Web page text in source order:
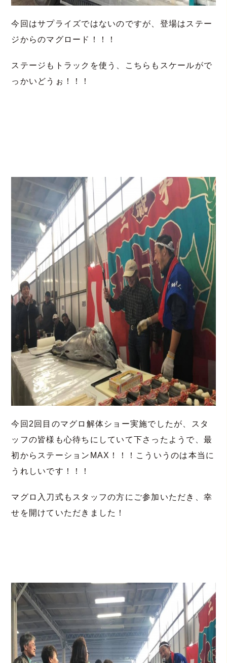
今回はサプライズではないのですが、登場はステー
ジからのマグロード！！！
ステージもトラックを使う、こちらもスケールがで
っかいどうぉ！！！
今回2回目のマグロ解体ショー実施でしたが、スタ
ッフの皆様も心待ちにしていて下さったようで、最
初からステーションMAX！！！こういうのは本当に
うれしいです！！！
マグロ入刀式もスタッフの方にご参加いただき、幸
せを開けていただきました！